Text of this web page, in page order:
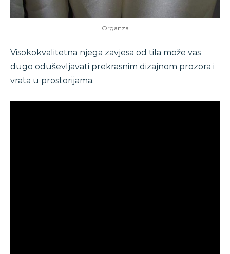
Organza
Visokokvalitetna njega zavjesa od tila može vas
dugo oduševljavati prekrasnim dizajnom prozora i
vrata u prostorijama.